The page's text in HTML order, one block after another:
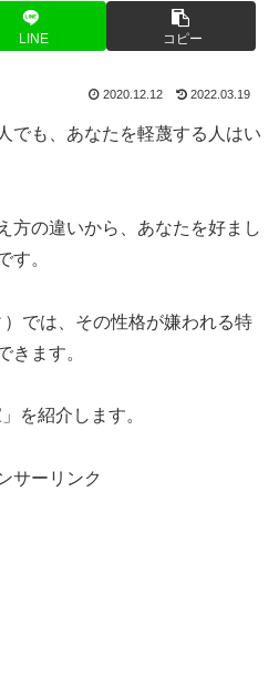
LINE コピー
2020.12.12 2022.03.19
でも、あなたを軽蔑する人はい
方の違いから、あなたを好まし
す。
では、その性格が嫌われる特
きます。
を紹介します。
サーリンク